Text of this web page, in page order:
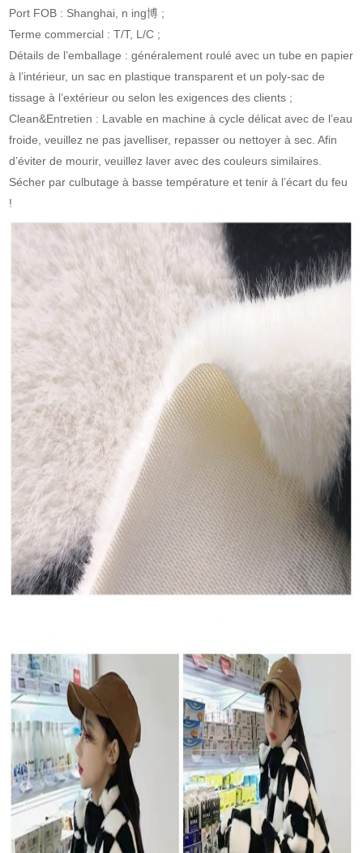
Port FOB : Shanghai, n ing博 ;
Terme commercial : T/T, L/C ;
Détails de l’emballage : généralement roulé avec un tube en papier
à l’intérieur, un sac en plastique transparent et un poly-sac de
tissage à l’extérieur ou selon les exigences des clients ;
Clean&Entretien : Lavable en machine à cycle délicat avec de l’eau
froide, veuillez ne pas javelliser, repasser ou nettoyer à sec. Afin
d’éviter de mourir, veuillez laver avec des couleurs similaires.
Sécher par culbutage à basse température et tenir à l’écart du feu
!